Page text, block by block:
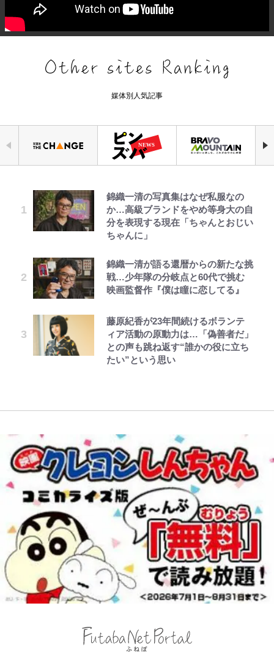
媒体別人気記事
錦織一清の写真集はなぜ私服なの
か…高級ブランドをやめ等身大の自
分を表現する現在「ちゃんとおじい
ちゃんに」
錦織一清が語る還暦からの新たな挑
戦…少年隊の分岐点と60代で挑む
映画監督作『僕は瞳に恋してる』
藤原紀香が23年間続けるボランテ
ィア活動の原動力は…「偽善者だ」
との声も跳ね返す“誰かの役に立ち
たい”という思い
千葉雄大、ほっそりイケメン近影に
「顔パンパンだったのに」反響 視
聴者が想った激変の納得理由
の“共演”ショットに「夫婦で写っ
てるの尊い」 長女はもう23歳
増」130㎏ボディに驚きと心配 過
去の「めちゃ美人」写真も再び
荒々しい「火山帯」の一端にいるこ
とを体感！ 登頂約10分でも大迫力
「吾妻小富士」火口を1周する「1
時間半ハイキング」パノラマ絶景レ
青く美しい「幸せのブルービー」の
正体とは？ 身近な場所で見つける
る「季節の虫」の探し方 vol.21】
アユは「怒らせて掛ける」魚だっ
た！ ルアーを追わせて釣りあげる
でっかい男になりたいゾ
浦和と千葉の首をかしげる主力放
出、柏リカルドの下で新加入2人が
化ける！Jリーグに必要な外国人選
手は【Jリーグ開幕｢初めての秋春
｢めーっちゃオシャじゃん｣中田英
寿やトッティも愛した名門ローマ、
いい｣｢好きなデザイン｣｢今年は2nd
買おうかな｣
｢守り方かっこよすぎ｣上田綺世が
長友夫妻も続々エール！
空の轍と大地の雲と 第1回
著
「自分の絵ごと、このジャンルはそ
ろそろ終わりかな」江口寿史が炎上
を経て樋口毅宏に語ったこと
ンのコラボがスタート！ “別班饅
頭”や限定グッズ登場にファン感激
「これは買うしかない！」
「まだ2枚しか描けてないんだよね
ぇ」作家・樋口毅宏が問う、今再
び、漫画に向かう江口寿史の現在地
公式-ヒロインが来る前に妊娠しま
した~詰んだはずの悪役令嬢です
が、どうやら違うようです~ 第1話
イドになったら笑わない貴公子様に
溺愛されました 第27話(3)
から 第9話(1)